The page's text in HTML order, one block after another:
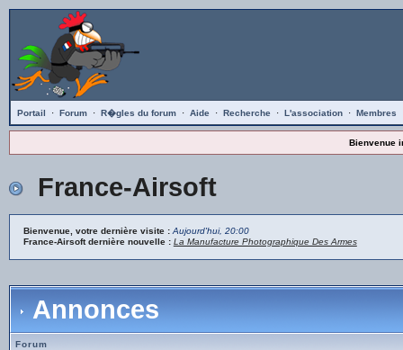
Portail · Forum · R�gles du forum · Aide · Recherche · L'association · Membres
Bienvenue
France-Airsoft
Bienvenue, votre dernière visite : Aujourd'hui, 20:00
France-Airsoft dernière nouvelle : La Manufacture Photographique Des Armes
Annonces
Forum